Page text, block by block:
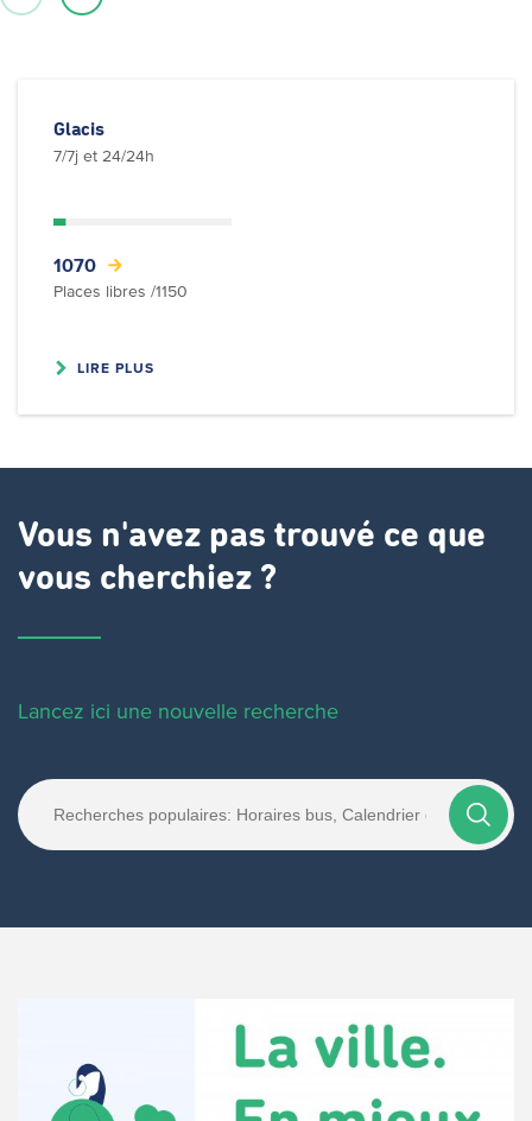
Glacis
7/7j et 24/24h
1070
Places libres /1150
LIRE PLUS
Vous n'avez pas trouvé ce que
vous cherchiez ?
Lancez ici une nouvelle recherche